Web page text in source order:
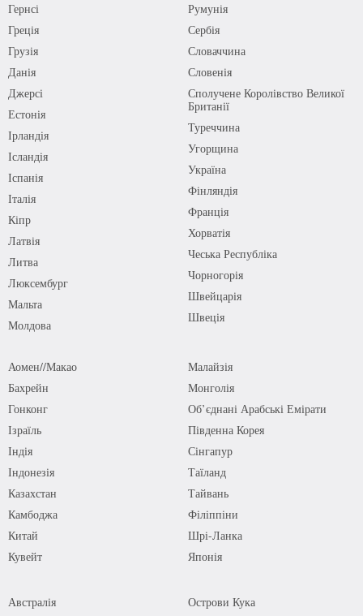
Гернсі
Греція
Грузія
Данія
Джерсі
Естонія
Ірландія
Ісландія
Іспанія
Італія
Кіпр
Латвія
Литва
Люксембург
Мальта
Молдова
Румунія
Сербія
Словаччина
Словенія
Сполучене Королівство Великої
Британії
Туреччина
Угорщина
Україна
Фінляндія
Франція
Хорватія
Чеська Республіка
Чорногорія
Швейцарія
Швеція
Аомен//Макао
Бахрейн
Гонконг
Ізраїль
Індія
Індонезія
Казахстан
Камбоджа
Китай
Кувейт
Малайзія
Монголія
Об’єднані Арабські Емірати
Південна Корея
Сінгапур
Таїланд
Тайвань
Філіппіни
Шрі-Ланка
Японія
Австралія
Острови Кука